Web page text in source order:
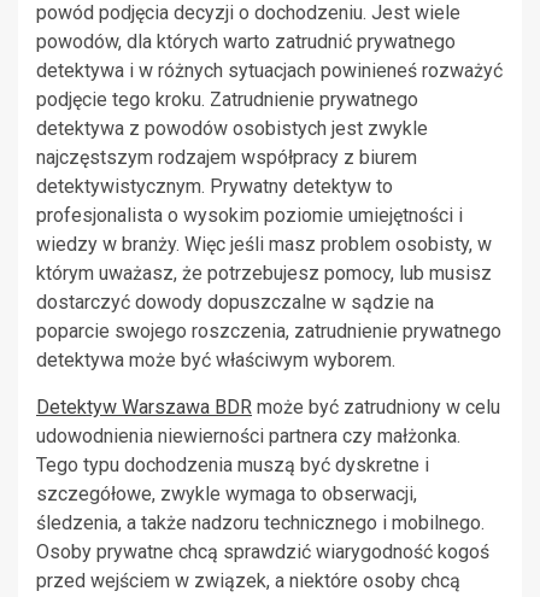
powód podjęcia decyzji o dochodzeniu. Jest wiele
powodów, dla których warto zatrudnić prywatnego
detektywa i w różnych sytuacjach powinieneś rozważyć
podjęcie tego kroku. Zatrudnienie prywatnego
detektywa z powodów osobistych jest zwykle
najczęstszym rodzajem współpracy z biurem
detektywistycznym. Prywatny detektyw to
profesjonalista o wysokim poziomie umiejętności i
wiedzy w branży. Więc jeśli masz problem osobisty, w
którym uważasz, że potrzebujesz pomocy, lub musisz
dostarczyć dowody dopuszczalne w sądzie na
poparcie swojego roszczenia, zatrudnienie prywatnego
detektywa może być właściwym wyborem.
Detektyw Warszawa BDR może być zatrudniony w celu
udowodnienia niewierności partnera czy małżonka.
Tego typu dochodzenia muszą być dyskretne i
szczegółowe, zwykle wymaga to obserwacji,
śledzenia, a także nadzoru technicznego i mobilnego.
Osoby prywatne chcą sprawdzić wiarygodność kogoś
przed wejściem w związek, a niektóre osoby chcą